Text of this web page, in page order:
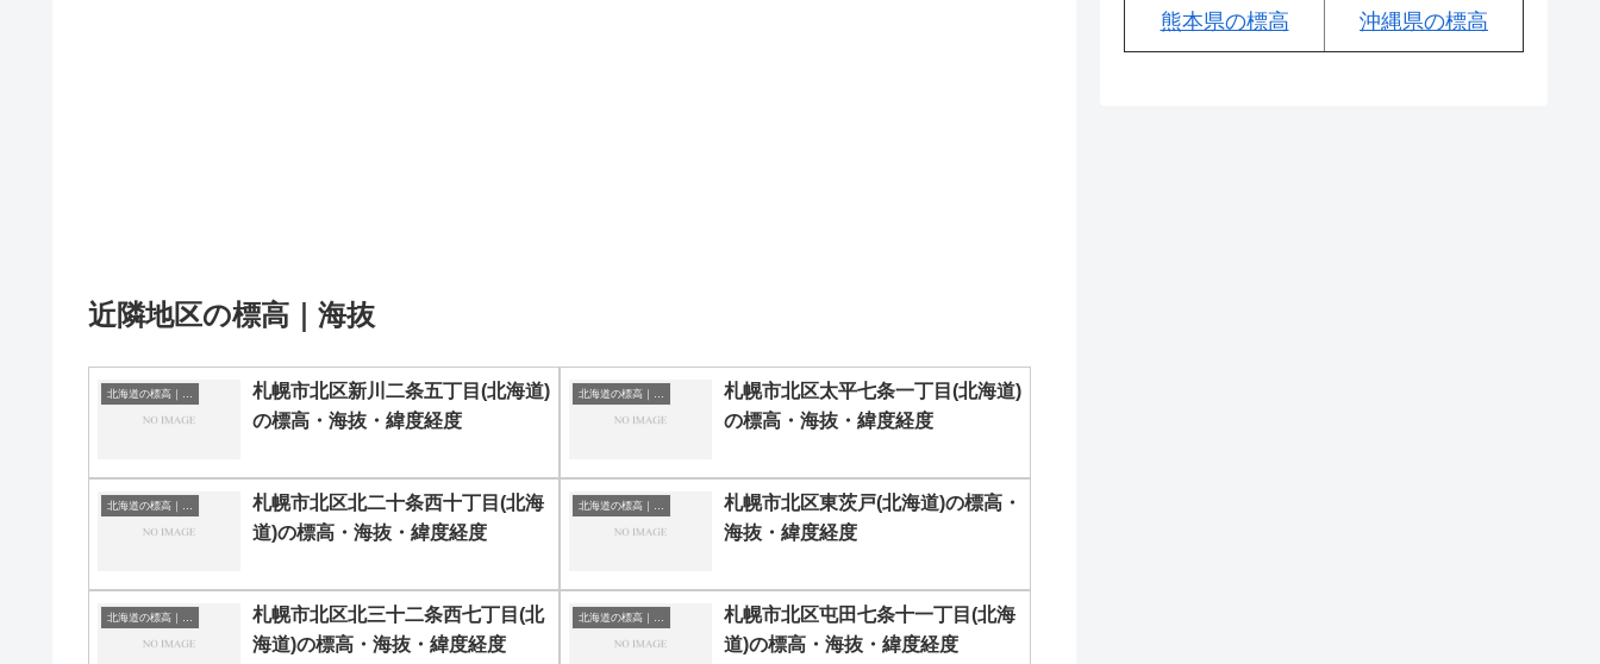
近隣地区の標高｜海抜
札幌市北区新川二条五丁目(北海道)
の標高・海抜・緯度経度
札幌市北区太平七条一丁目(北海道)
の標高・海抜・緯度経度
札幌市北区北二十条西十丁目(北海
道)の標高・海抜・緯度経度
札幌市北区東茨戸(北海道)の標高・
海抜・緯度経度
札幌市北区北三十二条西七丁目(北
海道)の標高・海抜・緯度経度
札幌市北区屯田七条十一丁目(北海
道)の標高・海抜・緯度経度
熊本県の標高 沖縄県の標高